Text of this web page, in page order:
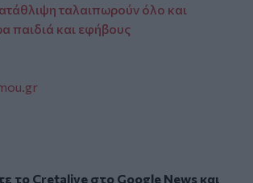
ταλαιπωρούν όλο και
παιδιά και εφήβους
το Cretalive στο Google Newsκαι